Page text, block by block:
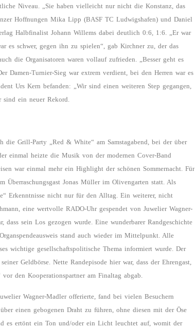
Niveau. „Sie haben vielleicht nur nicht die Konstanz, das
Hoffnungen Mika Lipp (BASF TC Ludwigshafen) und Daniel
Halbfinalist Johann Willems dabei deutlich 0:6, 1:6. „Er war
es schwer, gegen ihn zu spielen“, gab Kirchner zu, der das
die Organisatoren waren vollauf zufrieden. „Besser geht es
Damen-Turnier-Sieg war extrem verdient, bei den Herren war es
Urs Kern befanden: „Wir sind einen weiteren Step gegangen,
sind ein neuer Rekord.
die Grill-Party „Red & White“ am Samstagabend, bei der über
einmal heizte die Musik von der modernen Cover-Band
war einmal mehr ein Highlight der schönen Sommernacht. Für
Überraschungsgast Jonas Müller im Olivengarten statt. Als
Erkenntnisse nicht nur für den Alltag. Ein weiterer, nicht
eine wertvolle RADO-Uhr gespendet von Juwelier Wagner-
sein Los gezogen wurde. Eine wunderbarer Randgeschichte
stand auch wieder im Mittelpunkt. Alle
wichtige gesellschaftspolitische Thema informiert wurde. Der
Geldbörse. Nette Randepisode hier war, dass der Ehrengast,
vor den Kooperationspartner am Finaltag abgab.
Wagner-Madler offerierte, fand bei vielen Besuchern
einen gebogenen Draht zu führen, ohne diesen mit der Öse
es ertönt ein Ton und/oder ein Licht leuchtet auf, womit der